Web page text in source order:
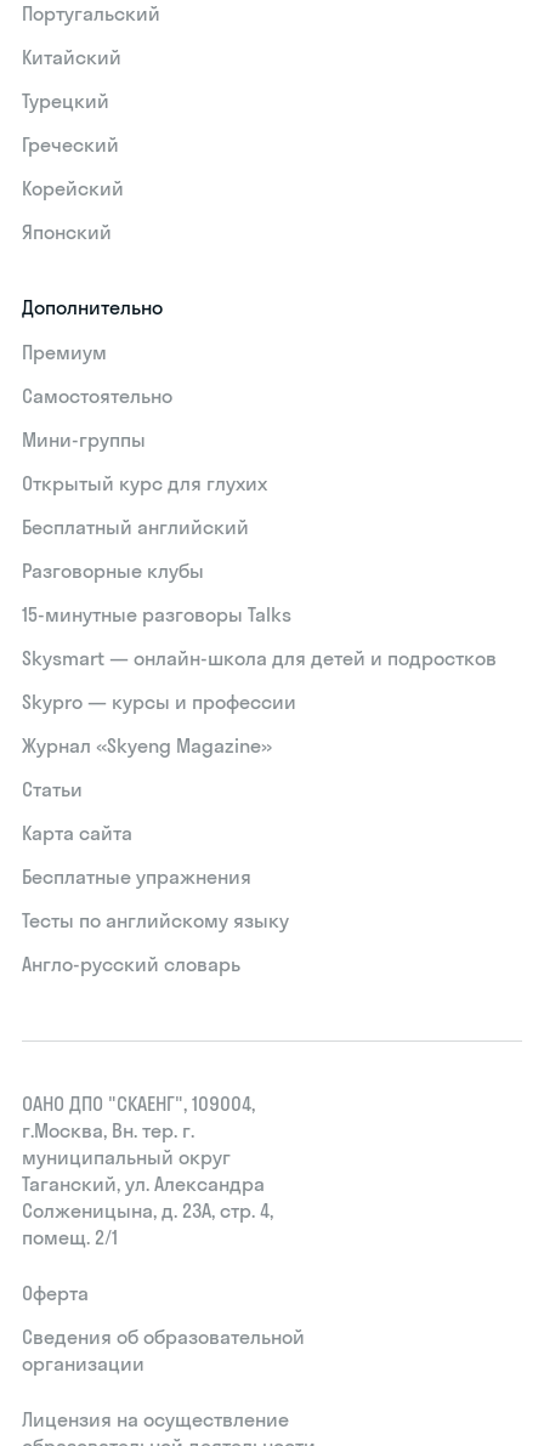
Португальский
Китайский
Турецкий
Греческий
Корейский
Японский
Дополнительно
Премиум
Самостоятельно
Мини-группы
Открытый курс для глухих
Бесплатный английский
Разговорные клубы
15‑минутные разговоры Talks
Skysmart — онлайн-школа для детей и подростков
Skypro — курсы и профессии
Журнал «Skyeng Magazine»
Статьи
Карта сайта
Бесплатные упражнения
Тесты по английскому языку
Англо-русский словарь
ОАНО ДПО "СКАЕНГ", 109004,
г.Москва, Вн. тер. г.
муниципальный округ
Таганский, ул. Александра
Солженицына, д. 23А, стр. 4,
помещ. 2/1
Оферта
Сведения об образовательной
организации
Лицензия на осуществление